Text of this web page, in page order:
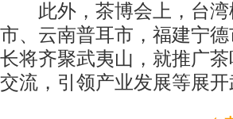
此外，茶博会上，台湾
市、云南普耳市，福建宁
长将齐聚武夷山，就推广
交流，引领产业发展等展开